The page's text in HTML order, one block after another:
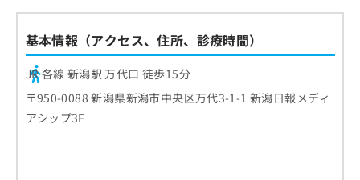
基本情報（アクセス、住所、診療時間）
JR 各線 新潟駅 万代口 徒歩15分
〒950-0088 新潟県新潟市中央区万代3-1-1 新潟日報メディ
アシップ3F